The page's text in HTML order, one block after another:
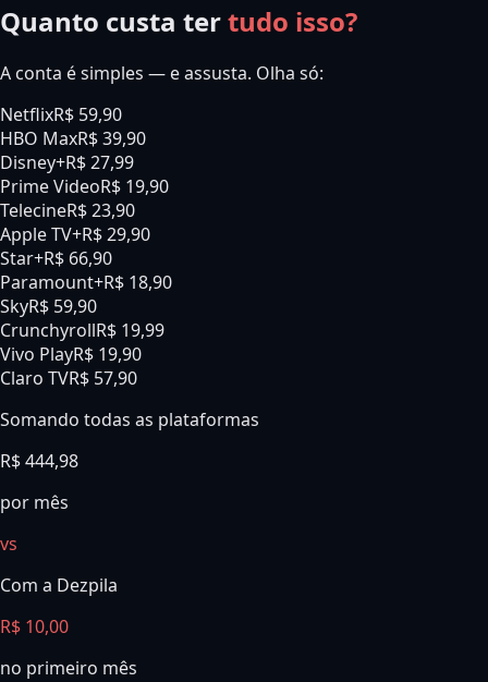
Quanto custa tertudo isso?
A conta é simples — e assusta. Olha só:
NetflixR$ 59,90
HBO MaxR$ 39,90
Disney+R$ 27,99
Prime VideoR$ 19,90
TelecineR$ 23,90
Apple TV+R$ 29,90
Star+R$ 66,90
Paramount+R$ 18,90
SkyR$ 59,90
CrunchyrollR$ 19,99
Vivo PlayR$ 19,90
Claro TVR$ 57,90
Somando todas as plataformas
R$444,98
por mês
vs
Com a Dezpila
R$ 10,00
no primeiro mês